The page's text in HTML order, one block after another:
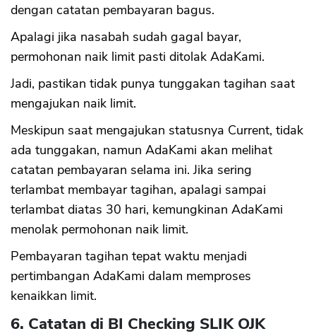
dengan catatan pembayaran bagus.
Apalagi jika nasabah sudah gagal bayar,
permohonan naik limit pasti ditolak AdaKami.
Jadi, pastikan tidak punya tunggakan tagihan saat
mengajukan naik limit.
Meskipun saat mengajukan statusnya Current, tidak
ada tunggakan, namun AdaKami akan melihat
catatan pembayaran selama ini. Jika sering
terlambat membayar tagihan, apalagi sampai
terlambat diatas 30 hari, kemungkinan AdaKami
menolak permohonan naik limit.
Pembayaran tagihan tepat waktu menjadi
pertimbangan AdaKami dalam memproses
kenaikkan limit.
6. Catatan di BI Checking SLIK OJK
OK
CANCEL